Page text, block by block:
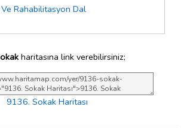
Rahabilitasyon Dal
haritasına link verebilirsiniz;
9136. Sokak Haritası